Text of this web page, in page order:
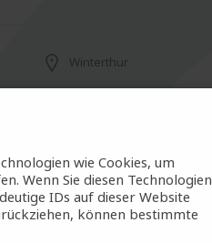
Winterthur
Zürich
wie Cookies, um
Wenn Sie diesen Technologien
IDs auf dieser Website
können bestimmte